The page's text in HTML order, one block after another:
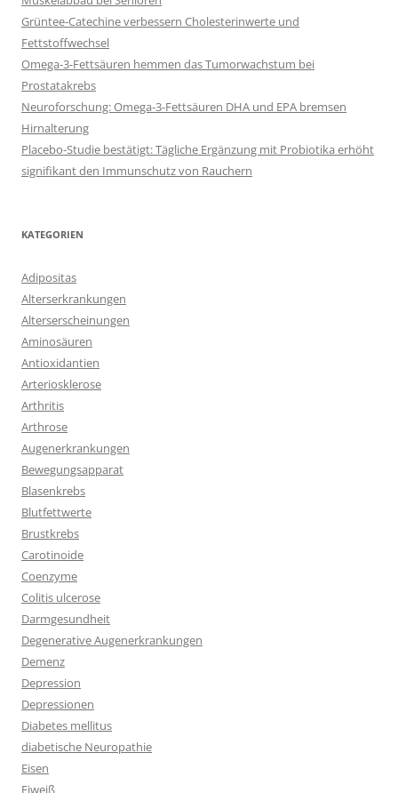
Grüntee-Catechine verbessern Cholesterinwerte und
Fettstoffwechsel
Omega-3-Fettsäuren hemmen das Tumorwachstum bei
Prostatakrebs
Neuroforschung: Omega-3-Fettsäuren DHA und EPA bremsen
Hirnalterung
Placebo-Studie bestätigt: Tägliche Ergänzung mit Probiotika erhöht
signifikant den Immunschutz von Rauchern
KATEGORIEN
Adipositas
Alterserkrankungen
Alterserscheinungen
Aminosäuren
Antioxidantien
Arteriosklerose
Arthritis
Arthrose
Augenerkrankungen
Bewegungsapparat
Blasenkrebs
Blutfettwerte
Brustkrebs
Carotinoide
Coenzyme
Colitis ulcerose
Darmgesundheit
Degenerative Augenerkrankungen
Demenz
Depression
Depressionen
Diabetes mellitus
diabetische Neuropathie
Eisen